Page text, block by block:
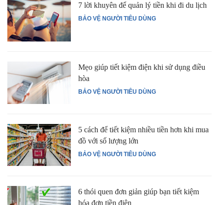
BẢO VỆ NGƯỜI TIÊU DÙNG
7 lời khuyên để quản lý tiền khi đi du lịch
BẢO VỆ NGƯỜI TIÊU DÙNG
Mẹo giúp tiết kiệm điện khi sử dụng điều
hòa
BẢO VỆ NGƯỜI TIÊU DÙNG
5 cách để tiết kiệm nhiều tiền hơn khi mua
đồ với số lượng lớn
6 thói quen đơn giản giúp bạn tiết kiệm
hóa đơn tiền điện